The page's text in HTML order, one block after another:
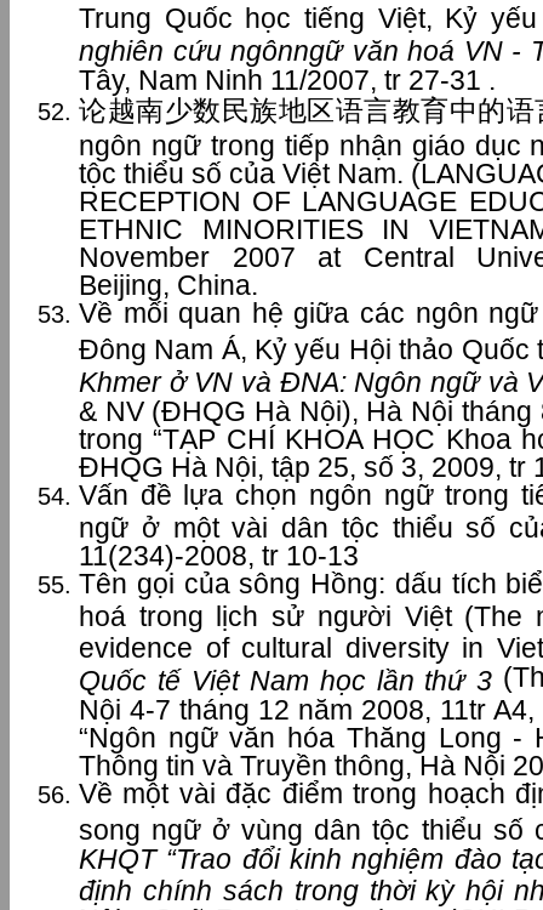
Trung Quốc học tiếng Việt, Kỷ
nghiên cứu ngônngữ văn hoá VN -
Tây, Nam Ninh 11/2007, tr 27-31 .
论越南少数民族地区语言教育中的
ngôn ngữ trong tiếp nhận giáo dục
tộc thiểu số của Việt Nam.
RECEPTION OF LANGUAGE
ETHNIC MINORITIES IN
November 2007 at Central
Beijing, China.
Về mối quan hệ giữa các ngôn
Đông Nam Á, Kỷ yếu Hội thảo Quốc
Khmer ở VN và ĐNA: Ngôn ngữ và
& NV (ĐHQG Hà Nội), Hà Nội tháng
trong “TẠP CHÍ KHOA HỌC Khoa
ĐHQG Hà Nội, tập 25, số 3, 2009, tr
Vấn đề lựa chọn ngôn ngữ trong
ngữ ở một vài dân tộc thiểu số
11(234)-2008, tr 10-13
Tên gọi của sông Hồng: dấu tích
hoá trong lịch sử người Việt (The
evidence of cultural diversity in
Quốc tế Việt Nam học lần thứ 3
Nội 4-7 tháng 12 năm 2008, 11tr
“Ngôn ngữ văn hóa Thăng Long -
Thông tin và Truyền thông, Hà Nội
Về một vài đặc điểm trong hoạch
song ngữ ở vùng dân tộc thiểu số
KHQT “Trao đổi kinh nghiệm đào
định chính sách trong thời kỳ hội